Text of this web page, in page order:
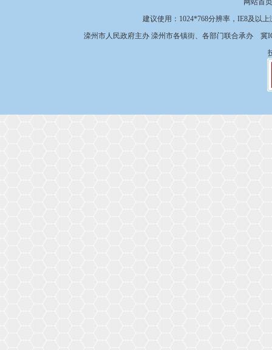
网站首页
建议使用：1024*768分辨率，IE8及以
滦州市人民政府主办 滦州市各镇街、各部门联合承办 冀